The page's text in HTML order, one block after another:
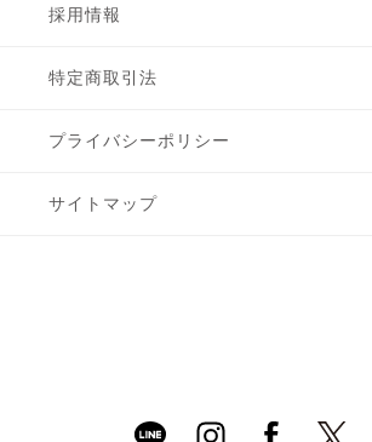
採用情報
特定商取引法
プライバシーポリシー
サイトマップ